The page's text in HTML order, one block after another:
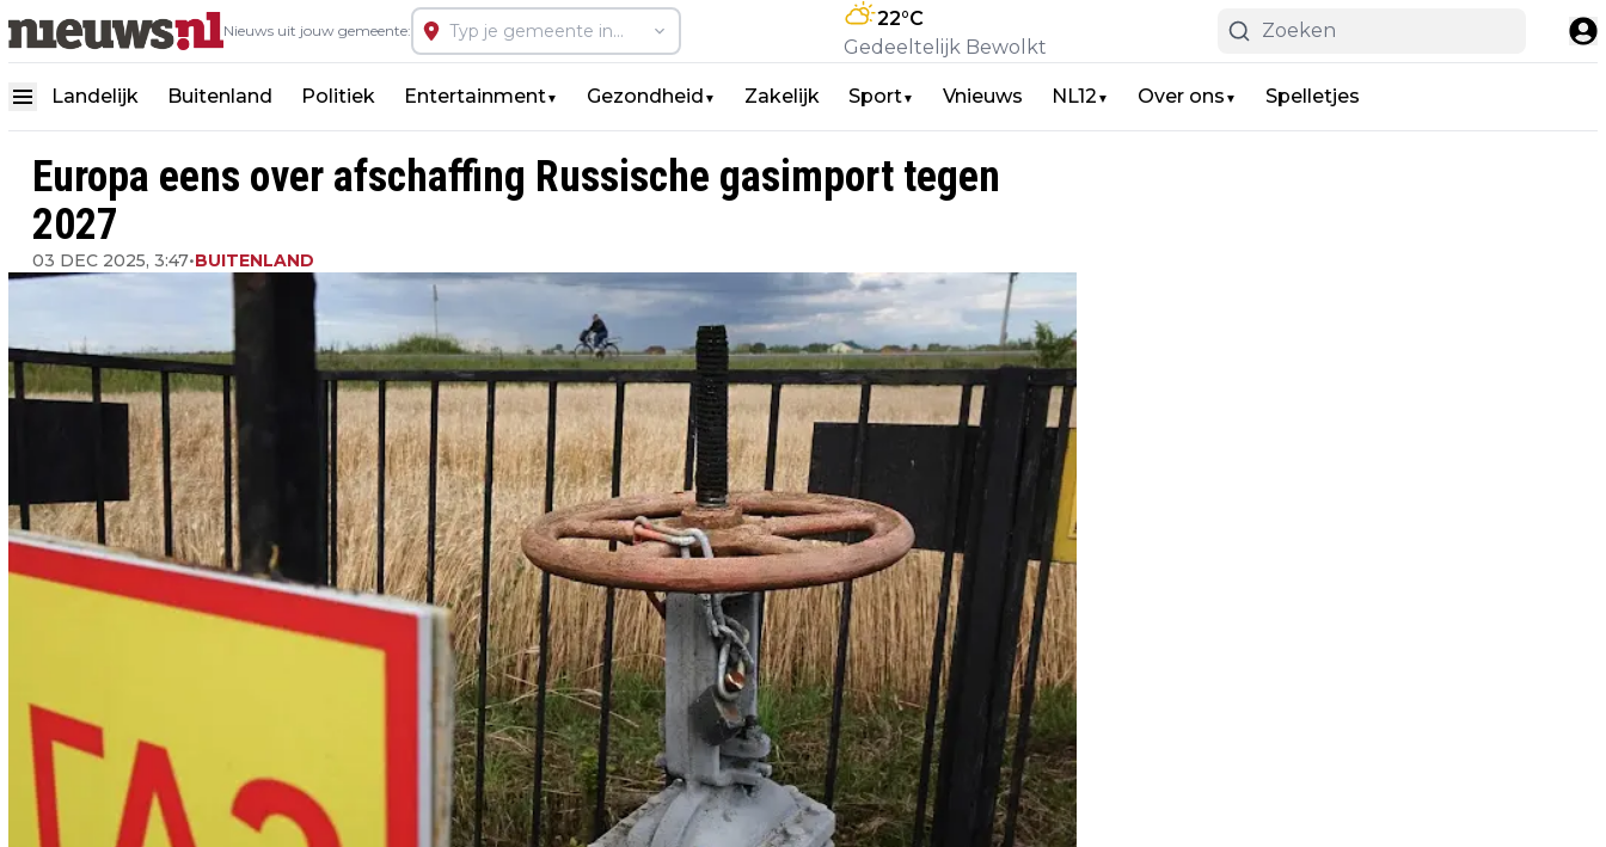
Nieuws uit jouw gemeente:
22°C
Gedeeltelijk Bewolkt
Landelijk Buitenland Politiek Entertainment▼ Gezondheid ▼ Zakelijk Sport▼ Vnieuws NL12 ▼ Over ons ▼ Spelletjes
Europa eens over afschaffing Russische gasimport tegen
2027
03 DEC 2025, 3:47•BUITENLAND